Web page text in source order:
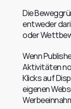
Die
entweder
oder
Wenn
Aktivitäten
Klicks auf
eigenen